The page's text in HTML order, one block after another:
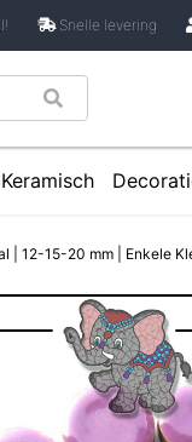
Snelle levering
2 cm
Pixel 8 mm
Rond
Speciale
Keramisch
Keramische
Keramische Cirkels
Keramische
Keramische
Keramische
| 12-15-20 mm | Enkele